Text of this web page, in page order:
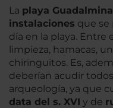
La playa Guadalmina
instalaciones que se
día en la playa. Entre
limpieza, hamacas,
chiringuitos. Es,
deberían acudir
arqueología, ya que
data del s. XVI y de